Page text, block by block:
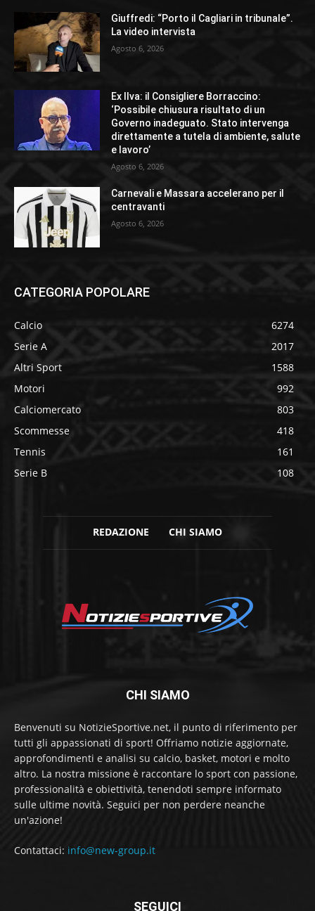
Giuffredi: “Porto il Cagliari in tribunale”.
La video intervista
Agosto 6, 2026
Ex Ilva: il Consigliere Borraccino:
‘Possibile chiusura risultato di un
Governo inadeguato. Stato intervenga
direttamente a tutela di ambiente, salute
e lavoro’
Agosto 6, 2026
Carnevali e Massara accelerano per il
centravanti
Agosto 6, 2026
CATEGORIA POPOLARE
Calcio
6274
Serie A
2017
Altri Sport
1588
Motori
992
Calciomercato
803
Scommesse
418
Tennis
161
Serie B
108
REDAZIONE CHI SIAMO
CHI SIAMO
Benvenuti su NotizieSportive.net, il punto di riferimento per
tutti gli appassionati di sport! Offriamo notizie aggiornate,
approfondimenti e analisi su calcio, basket, motori e molto
altro. La nostra missione è raccontare lo sport con passione,
professionalità e obiettività, tenendoti sempre informato
sulle ultime novità. Seguici per non perdere neanche
un'azione!
Contattaci: info@new-group.it
SEGUICI